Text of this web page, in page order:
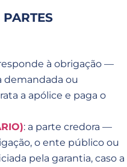
à obrigação —
demandada ou
a apólice e paga o
: a parte credora —
o ente público ou
pela garantia, caso a